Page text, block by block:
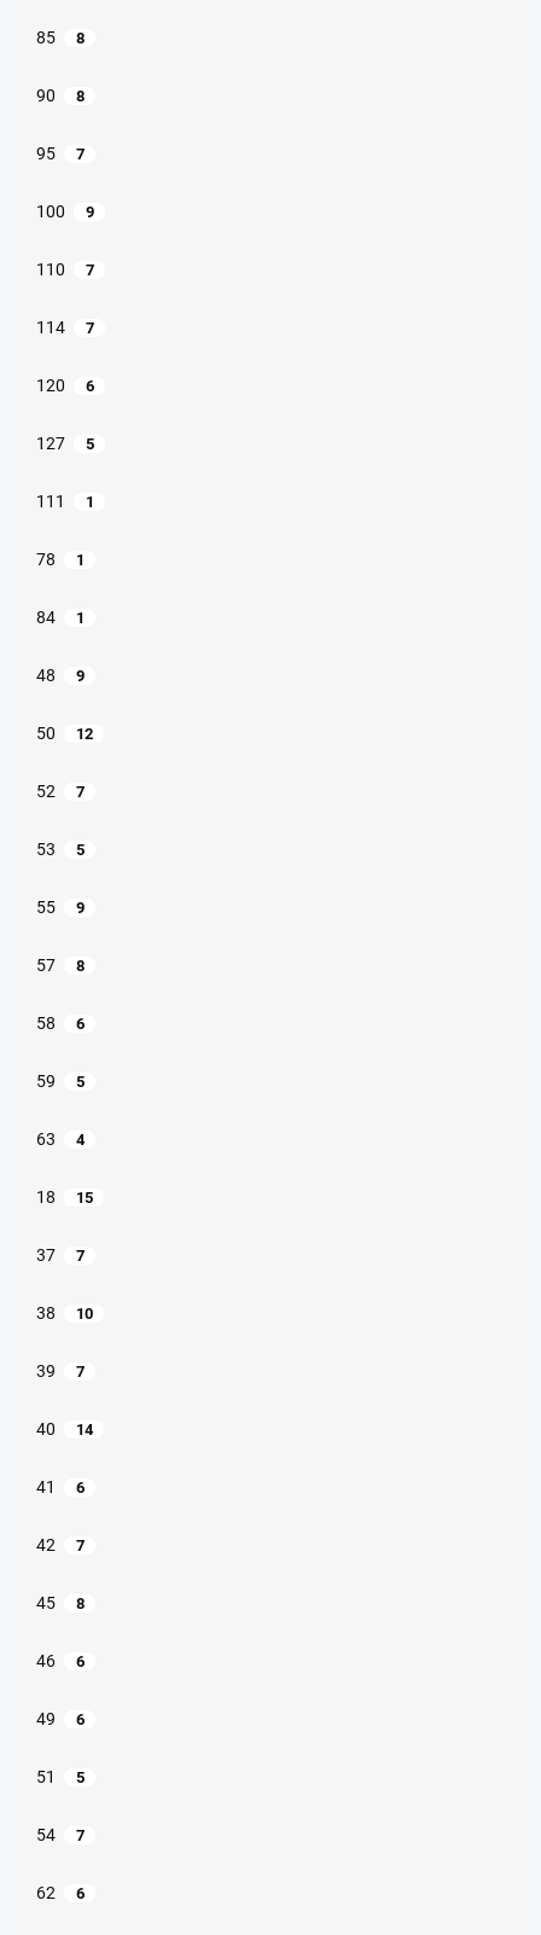
85 8
90 8
95 7
100 9
110 7
114 7
120 6
127 5
111 1
78 1
84 1
48 9
50 12
52 7
53 5
55 9
57 8
58 6
59 5
63 4
18 15
37 7
38 10
39 7
40 14
41 6
42 7
45 8
46 6
49 6
51 5
54 7
62 6